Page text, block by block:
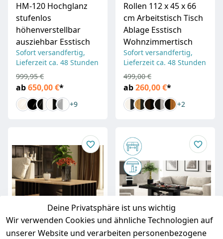
HM-120 Hochglanz
stufenlos
höhenverstellbar
ausziehbar Esstisch
Sofort versandfertig,
Lieferzeit ca. 48 Stunden
ab650,00 €*
999,95 €
+9
Rollen 112 x 45 x 66
cm Arbeitstisch Tisch
Ablage Esstisch
Wohnzimmertisch
Sofort versandfertig,
Lieferzeit ca. 48 Stunden
ab260,00 €*
499,00 €
+2
Deine Privatsphäre ist uns wichtig
Wir verwenden Cookies und ähnliche Technologien auf
unserer Website und verarbeiten personenbezogene